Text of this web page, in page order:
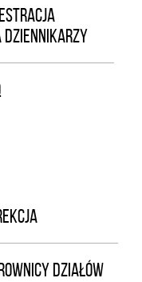
DZIENNIKARZY
DZIAŁÓW